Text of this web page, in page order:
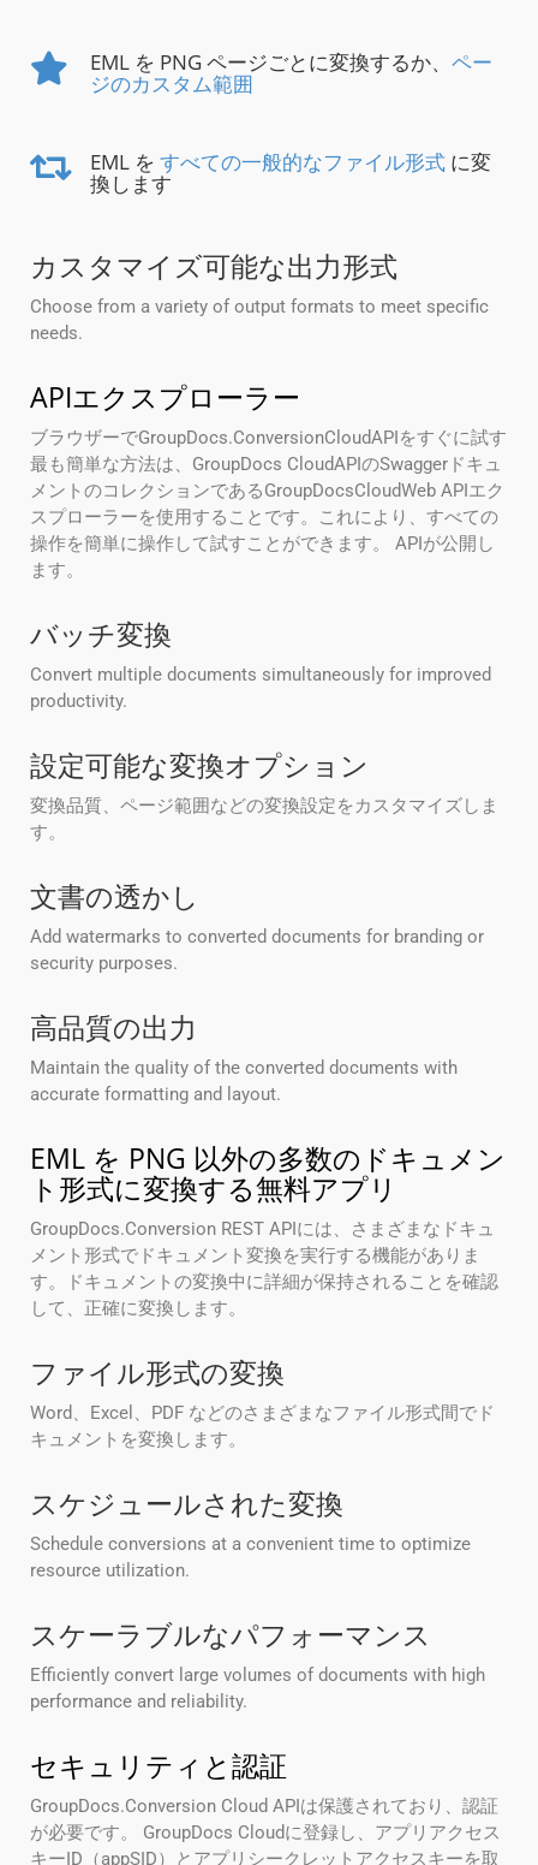
EML を PNG ページごとに変換するか、 ペー
ジのカスタム範囲
EML を すべての一般的なファイル形式 に変
換します
カスタマイズ可能な出力形式
Choose from a variety of output formats to meet specific
needs.
APIエクスプローラー
ブラウザーでGroupDocs.ConversionCloudAPIをすぐに試す
最も簡単な方法は、GroupDocs CloudAPIのSwaggerドキュ
メントのコレクションであるGroupDocsCloudWeb APIエク
スプローラーを使用することです。これにより、すべての
操作を簡単に操作して試すことができます。 APIが公開し
ます。
バッチ変換
Convert multiple documents simultaneously for improved
productivity.
設定可能な変換オプション
変換品質、ページ範囲などの変換設定をカスタマイズしま
す。
文書の透かし
Add watermarks to converted documents for branding or
security purposes.
高品質の出力
Maintain the quality of the converted documents with
accurate formatting and layout.
EML を PNG 以外の多数のドキュメン
ト形式に変換する無料アプリ
GroupDocs.Conversion REST APIには、さまざまなドキュ
メント形式でドキュメント変換を実行する機能がありま
す。ドキュメントの変換中に詳細が保持されることを確認
して、正確に変換します。
ファイル形式の変換
Word、Excel、PDF などのさまざまなファイル形式間でド
キュメントを変換します。
スケジュールされた変換
Schedule conversions at a convenient time to optimize
resource utilization.
スケーラブルなパフォーマンス
Efficiently convert large volumes of documents with high
performance and reliability.
セキュリティと認証
GroupDocs.Conversion Cloud APIは保護されており、認証
が必要です。 GroupDocs Cloudに登録し、アプリアクセス
キーID（appSID）とアプリシークレットアクセスキーを取